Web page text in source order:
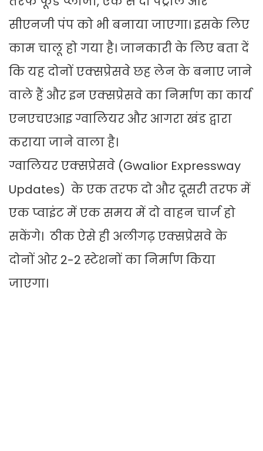
सीएनजी पंप को भी बनाया जाएगा। इसके लिए
काम चालू हो गया है। जानकारी के लिए बता दें
कि यह दोनों एक्सप्रेसवे छह लेन के बनाए जाने
वाले हैं और इन एक्सप्रेसवे का निर्माण का कार्य
एनएचएआइ ग्वालियर और आगरा खंड द्वारा
कराया जाने वाला है।
ग्वालियर एक्सप्रेसवे (Gwalior Expressway
Updates) के एक तरफ दो और दूसरी तरफ में
एक प्वाइंट में एक समय में दो वाहन चार्ज हो
सकेंगे। ठीक ऐसे ही अलीगढ़ एक्सप्रेसवे के
दोनों ओर 2-2 स्टेशनों का निर्माण किया
जाएगा।